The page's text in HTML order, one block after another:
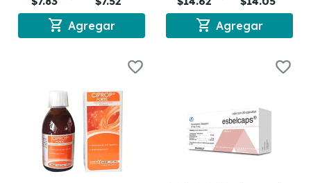
shopping_cart Agregar shopping_cart Agregar